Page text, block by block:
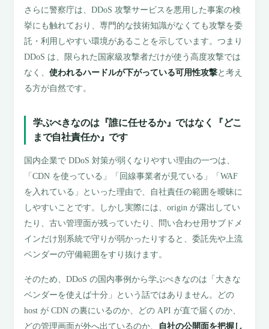
さらに警察庁は、DDoS 攻撃サービスを悪用した事案の検
挙にも触れており、専門的な技術知識がなくても攻撃を委
託・利用しやすい環境があることを示しています。つまり
DDoS は、限られた国家級攻撃者だけが使う高度攻撃では
なく、使われるハードルが下がっている可用性攻撃と考え
る方が自然です。
学ぶべきなのは『誰に任せるか』ではなく『どこ
まで自社責任か』です
国内企業で DDoS 対策が弱くなりやすい理由の一つは、
「CDN を使っている」「回線事業者が見ている」「WAF
を入れている」といった理由で、自社責任の範囲を曖昧に
しやすいことです。しかし実際には、origin が露出してい
たり、古い管理面が残っていたり、問い合わせ用サブドメ
インだけ別系統で守りが弱かったりすると、委託先や上流
ベンダーの守備範囲をすり抜けます。
そのため、DDoS の国内事例から学ぶべきなのは「大きな
ベンダーを使えば十分」という話ではありません。どの
host が CDN の裏にいるのか、どの API が直で届くのか、
どの管理画面が外へ出ているのか、
自社の公開面を把握し